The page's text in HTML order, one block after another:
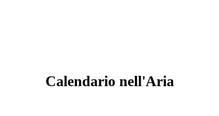
Calendario nell'Aria